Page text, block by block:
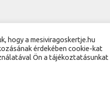
hogy a mesiviragoskertje.hu
érdekében cookie-kat
Ön a tájékoztatásunkat